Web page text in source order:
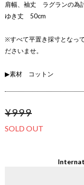
肩幅、袖丈 ラグランの為
ゆき丈 50cm
※すべて平置き採寸となっ
ださいませ。
▶素材 コットン
¥999
SOLD OUT